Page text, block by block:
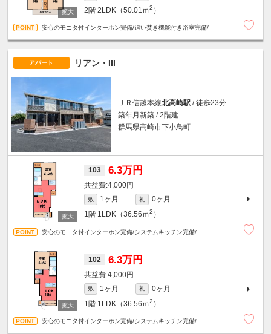
2階 2LDK（50.01ｍ2 ）
安心のモニタ付インターホン完備/追い焚き機能付き浴室完備/
アパート リアン・III
ＪＲ信越本線北高崎駅 / 徒歩23分
築年月新築 / 2階建
群馬県高崎市下小鳥町
103 6.3万円
4,000円
敷 1ヶ月 礼
0ヶ月
1階 1LDK（36.56ｍ2 ）
安心のモニタ付インターホン完備/システムキッチン完備/
102 6.3万円
4,000円
敷 1ヶ月 礼
0ヶ月
1階 1LDK（36.56ｍ2 ）
安心のモニタ付インターホン完備/システムキッチン完備/